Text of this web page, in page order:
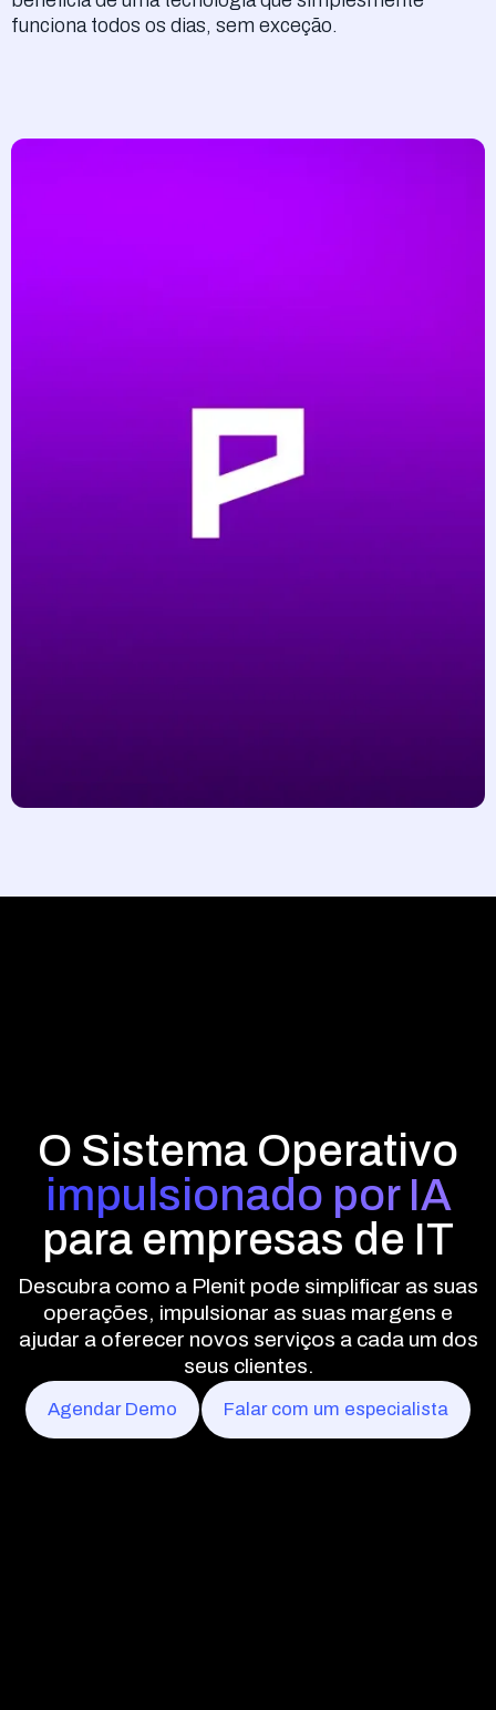
funciona todos os dias, sem exceção.
O Sistema Operativo
impulsionado por IA
para empresas de IT
Descubra como a Plenit pode simplificar as suas
operações, impulsionar as suas margens e
ajudar a oferecer novos serviços a cada um dos
seus clientes.
Agendar Demo Falar com um especialista